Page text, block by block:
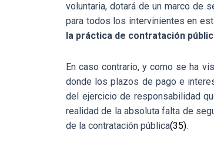
voluntaria, dotará de un marco de
para todos los intervinientes en
la práctica de contratación
En caso contrario, y como se ha
donde los plazos de pago e
del ejercicio de responsabilidad
realidad de la absoluta falta de
de la contratación pública(35).